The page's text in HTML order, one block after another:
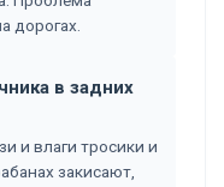
дорогах.
в задних
и влаги тросики и
закисают,